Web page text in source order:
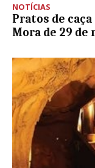
NOTÍCIAS
Pratos de
Mora de 29 de